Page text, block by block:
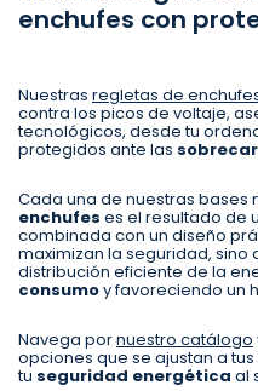
enchufes con
Nuestras regletas de
contra los picos de voltaje,
tecnológicos, desde tu
protegidos ante las
Cada una de nuestras bases
enchufes es el resultado de
combinada con un diseño
maximizan la seguridad,
distribución eficiente de la
consumoy favoreciendo un
Navega pornuestro catálogo
opciones que se ajustan a
tu seguridad energética al